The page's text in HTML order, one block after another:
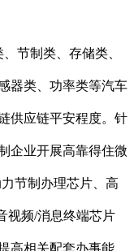
节制类、存储类、
器类、功率类等汽车
供应链平安程度。针
企业开展高靠得住微
节制办理芯片、高
视频/消息终端芯片